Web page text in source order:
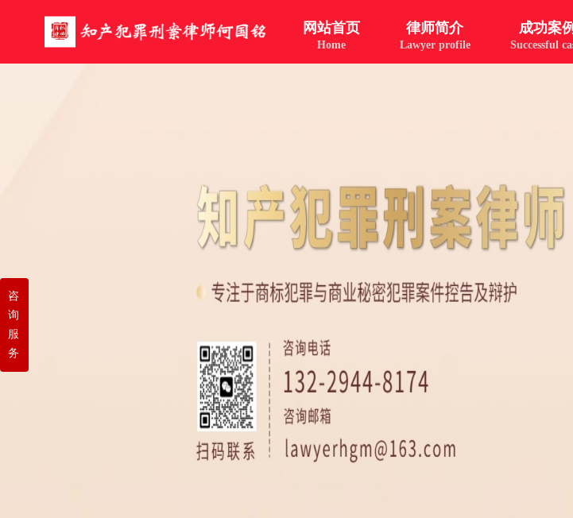
咨
询
服
务
网站首页
Home
律师简介
Lawyer profile
成功案例
Successful